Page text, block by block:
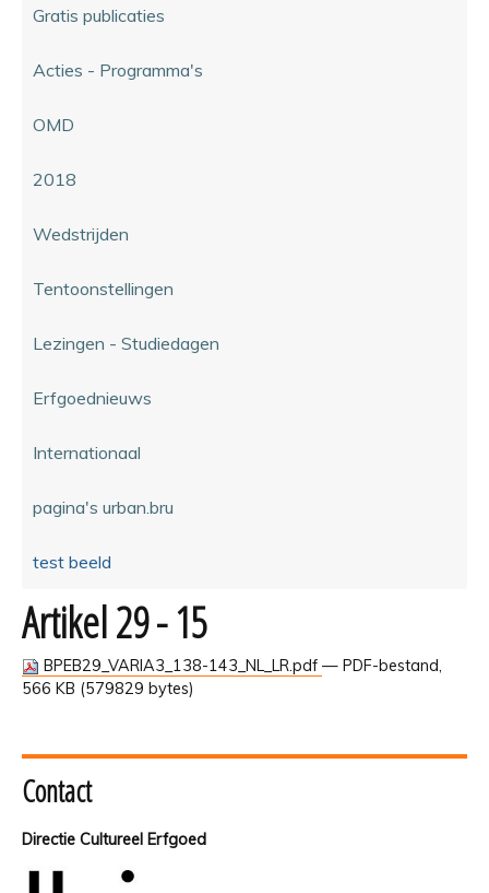
Gratis publicaties
Acties - Programma's
OMD
2018
Wedstrijden
Tentoonstellingen
Lezingen - Studiedagen
Erfgoednieuws
Internationaal
pagina's urban.bru
test beeld
Artikel 29 - 15
BPEB29_VARIA3_138-143_NL_LR.pdf — PDF-bestand,
566 KB (579829 bytes)
Contact
Directie Cultureel Erfgoed